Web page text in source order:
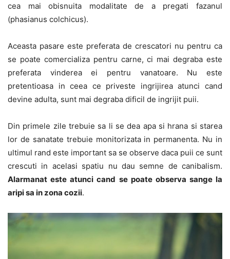
cea mai obisnuita modalitate de a pregati fazanul
(phasianus colchicus).
Aceasta pasare este preferata de crescatori nu pentru ca
se poate comercializa pentru carne, ci mai degraba este
preferata vinderea ei pentru vanatoare. Nu este
pretentioasa in ceea ce priveste ingrijirea atunci cand
devine adulta, sunt mai degraba dificil de ingrijit puii.
Din primele zile trebuie sa li se dea apa si hrana si starea
lor de sanatate trebuie monitorizata in permanenta. Nu in
ultimul rand este important sa se observe daca puii ce sunt
crescuti in acelasi spatiu nu dau semne de canibalism.
Alarmanat este atunci cand se poate observa sange la
aripi sa in zona cozii.